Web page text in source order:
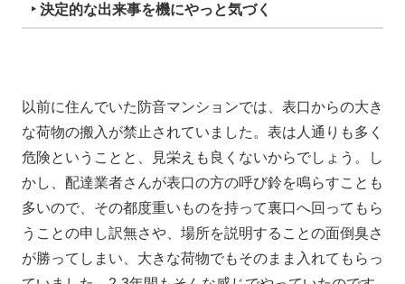
‣ 決定的な出来事を機にやっと気づく
以前に住んでいた防音マンションでは、表口からの大き
な荷物の搬入が禁止されていました。表は人通りも多く
危険ということと、見栄えも良くないからでしょう。し
かし、配達業者さんが表口の方の呼び鈴を鳴らすことも
多いので、その都度重いものを持って裏口へ回ってもら
うことの申し訳無さや、場所を説明することの面倒臭さ
が勝ってしまい、大きな荷物でもそのまま入れてもらっ